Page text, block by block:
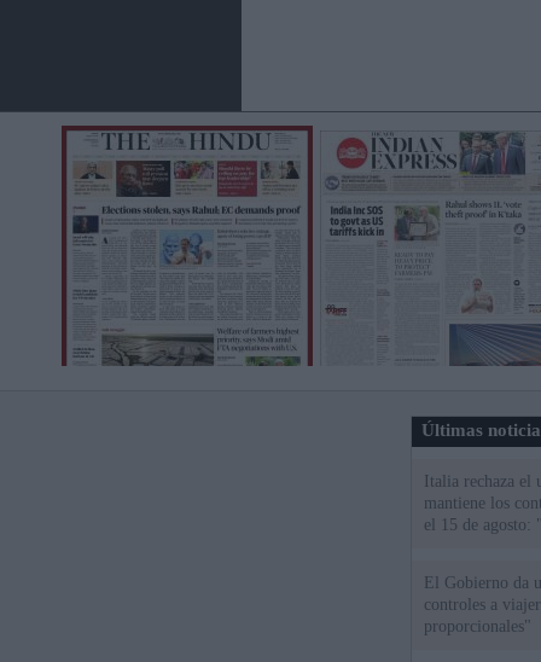
Últimas
Italia rechaza
mantiene los
el 15 de agosto:
El Gobierno da
controles a
proporcionales"